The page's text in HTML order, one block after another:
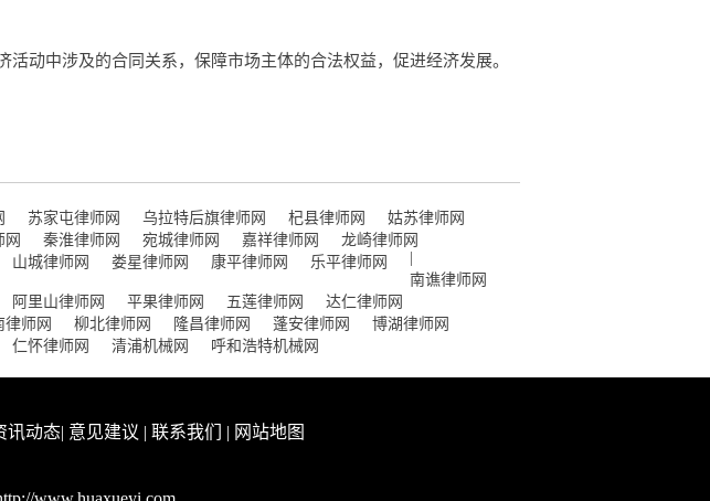
动中涉及的合同关系，保障市场主体的合法权益，促进经济发展。
苏家屯律师网 乌拉特后旗律师网 杞县律师网
姑苏律师网
网 秦淮律师网 宛城律师网 嘉祥律师网
龙崎律师网
山城律师网 娄星律师网 康平律师网 乐平律师网
南谯律师网
阿里山律师网 平果律师网 五莲律师网
达仁律师网
律师网 柳北律师网 隆昌律师网 蓬安律师网
博湖律师网
仁怀律师网 清浦机械网 呼和浩特机械网
讯动态| 意见建议 | 联系我们 | 网站地图